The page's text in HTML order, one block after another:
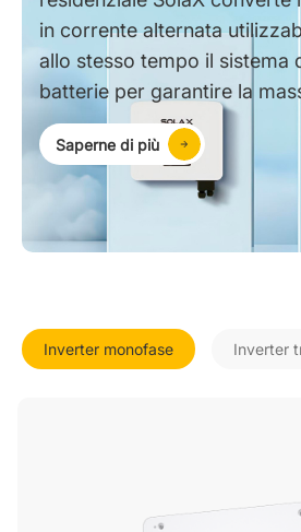
in corrente alternata
allo stesso tempo il sistema
batterie per garantire la
Saperne di più
Inverter monofase Inverter